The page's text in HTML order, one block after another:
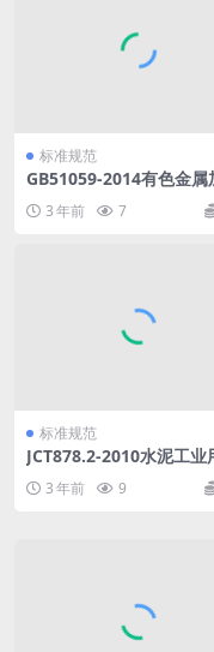
标准规范
GB51059-2014有色金属
机械安装工程施工与质量
规范.pdf
3 年前 7
标准规范
JCT878.2-2010水泥工业
动减速机.pdf
3 年前 9